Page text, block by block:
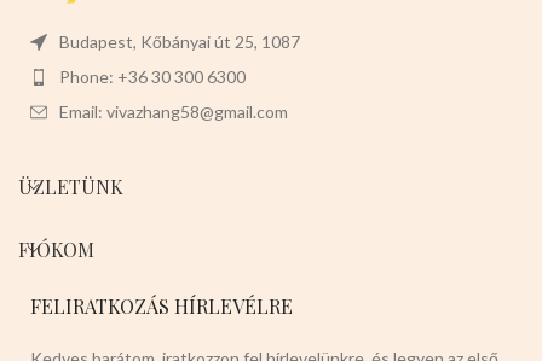
Budapest, Kőbányai út 25, 1087
Phone: +36 30 300 6300
Email: vivazhang58@gmail.com
ÜZLETÜNK
FIÓKOM
FELIRATKOZÁS HÍRLEVÉLRE